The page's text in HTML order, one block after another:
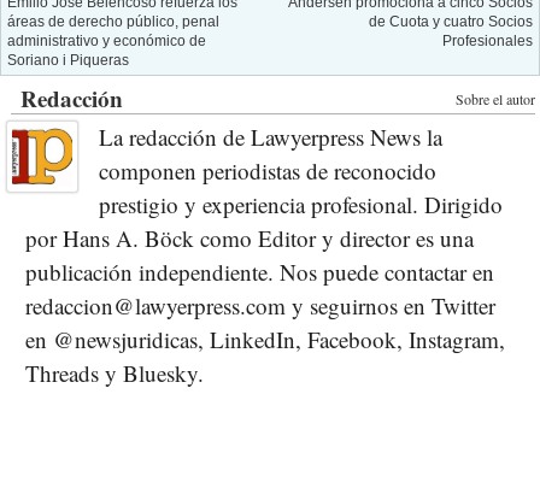
áreas de derecho público, penal
administrativo y económico de
Soriano i Piqueras
de Cuota y cuatro Socios
Profesionales
Sobre el autor
Redacción
La redacción de Lawyerpress News la
componen periodistas de reconocido
prestigio y experiencia profesional. Dirigido
por Hans A. Böck como Editor y director es una
publicación independiente. Nos puede contactar en
redaccion@lawyerpress.com y seguirnos en Twitter
en @newsjuridicas, LinkedIn, Facebook, Instagram,
Threads y Bluesky.